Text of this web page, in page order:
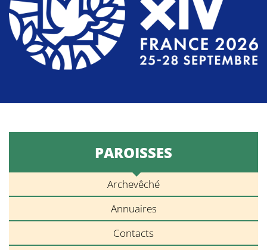
PAROISSES
Archevêché
Annuaires
Contacts